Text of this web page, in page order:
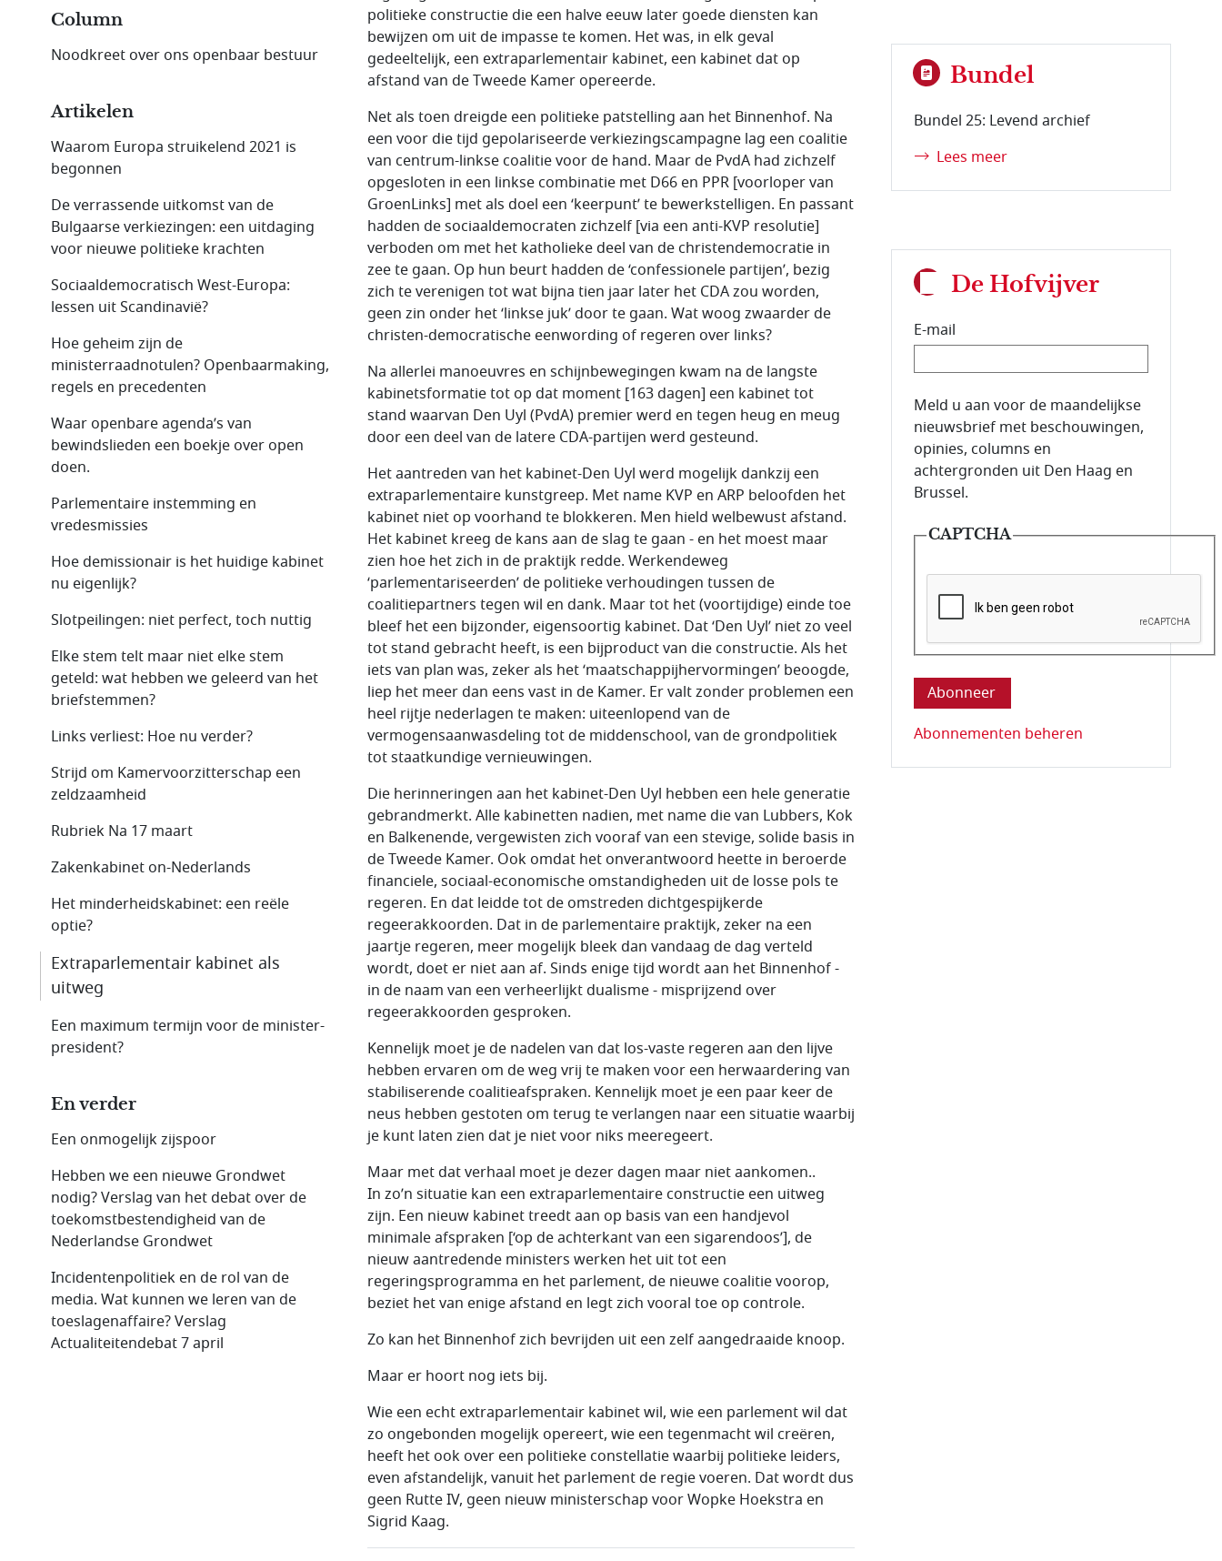
politieke constructie die een halve eeuw later goede diensten kan
bewijzen om uit de impasse te komen. Het was, in elk geval
gedeeltelijk, een extraparlementair kabinet, een kabinet dat op
afstand van de Tweede Kamer opereerde.
Net als toen dreigde een politieke patstelling aan het Binnenhof. Na
een voor die tijd gepolariseerde verkiezingscampagne lag een coalitie
van centrum-linkse coalitie voor de hand. Maar de PvdA had zichzelf
opgesloten in een linkse combinatie met D66 en PPR [voorloper van
GroenLinks] met als doel een ‘keerpunt’ te bewerkstelligen. En passant
hadden de sociaaldemocraten zichzelf [via een anti-KVP resolutie]
verboden om met het katholieke deel van de christendemocratie in
zee te gaan. Op hun beurt hadden de ‘confessionele partijen’, bezig
zich te verenigen tot wat bijna tien jaar later het CDA zou worden,
geen zin onder het ‘linkse juk’ door te gaan. Wat woog zwaarder de
christen-democratische eenwording of regeren over links?
Na allerlei manoeuvres en schijnbewegingen kwam na de langste
kabinetsformatie tot op dat moment [163 dagen] een kabinet tot
stand waarvan Den Uyl (PvdA) premier werd en tegen heug en meug
door een deel van de latere CDA-partijen werd gesteund.
Het aantreden van het kabinet-Den Uyl werd mogelijk dankzij een
extraparlementaire kunstgreep. Met name KVP en ARP beloofden het
kabinet niet op voorhand te blokkeren. Men hield welbewust afstand.
Het kabinet kreeg de kans aan de slag te gaan - en het moest maar
zien hoe het zich in de praktijk redde. Werkendeweg
‘parlementariseerden’ de politieke verhoudingen tussen de
coalitiepartners tegen wil en dank. Maar tot het (voortijdige) einde toe
bleef het een bijzonder, eigensoortig kabinet. Dat ‘Den Uyl’ niet zo veel
tot stand gebracht heeft, is een bijproduct van die constructie. Als het
iets van plan was, zeker als het ‘maatschappijhervormingen’ beoogde,
liep het meer dan eens vast in de Kamer. Er valt zonder problemen een
heel rijtje nederlagen te maken: uiteenlopend van de
vermogensaanwasdeling tot de middenschool, van de grondpolitiek
tot staatkundige vernieuwingen.
Die herinneringen aan het kabinet-Den Uyl hebben een hele generatie
gebrandmerkt. Alle kabinetten nadien, met name die van Lubbers, Kok
en Balkenende, vergewisten zich vooraf van een stevige, solide basis in
de Tweede Kamer. Ook omdat het onverantwoord heette in beroerde
financiele, sociaal-economische omstandigheden uit de losse pols te
regeren. En dat leidde tot de omstreden dichtgespijkerde
regeerakkoorden. Dat in de parlementaire praktijk, zeker na een
jaartje regeren, meer mogelijk bleek dan vandaag de dag verteld
wordt, doet er niet aan af. Sinds enige tijd wordt aan het Binnenhof -
in de naam van een verheerlijkt dualisme - misprijzend over
regeerakkoorden gesproken.
Kennelijk moet je de nadelen van dat los-vaste regeren aan den lijve
hebben ervaren om de weg vrij te maken voor een herwaardering van
stabiliserende coalitieafspraken. Kennelijk moet je een paar keer de
neus hebben gestoten om terug te verlangen naar een situatie waarbij
je kunt laten zien dat je niet voor niks meeregeert.
Maar met dat verhaal moet je dezer dagen maar niet aankomen..
In zo’n situatie kan een extraparlementaire constructie een uitweg
zijn. Een nieuw kabinet treedt aan op basis van een handjevol
minimale afspraken [‘op de achterkant van een sigarendoos’], de
nieuw aantredende ministers werken het uit tot een
regeringsprogramma en het parlement, de nieuwe coalitie voorop,
beziet het van enige afstand en legt zich vooral toe op controle.
Zo kan het Binnenhof zich bevrijden uit een zelf aangedraaide knoop.
Maar er hoort nog iets bij.
Wie een echt extraparlementair kabinet wil, wie een parlement wil dat
zo ongebonden mogelijk opereert, wie een tegenmacht wil creëren,
heeft het ook over een politieke constellatie waarbij politieke leiders,
even afstandelijk, vanuit het parlement de regie voeren. Dat wordt dus
geen Rutte IV, geen nieuw ministerschap voor Wopke Hoekstra en
Sigrid Kaag.
Column
Noodkreet over ons openbaar bestuur
Artikelen
Waarom Europa struikelend 2021 is
begonnen
De verrassende uitkomst van de
Bulgaarse verkiezingen: een uitdaging
voor nieuwe politieke krachten
Sociaaldemocratisch West-Europa:
lessen uit Scandinavië?
Hoe geheim zijn de
ministerraadnotulen? Openbaarmaking,
regels en precedenten
Waar openbare agenda’s van
bewindslieden een boekje over open
doen.
Parlementaire instemming en
vredesmissies
Hoe demissionair is het huidige kabinet
nu eigenlijk?
Slotpeilingen: niet perfect, toch nuttig
Elke stem telt maar niet elke stem
geteld: wat hebben we geleerd van het
briefstemmen?
Links verliest: Hoe nu verder?
Strijd om Kamervoorzitterschap een
zeldzaamheid
Rubriek Na 17 maart
Zakenkabinet on-Nederlands
Het minderheidskabinet: een reële
optie?
Extraparlementair kabinet als
uitweg
Een maximum termijn voor de minister-
president?
En verder
Een onmogelijk zijspoor
Hebben we een nieuwe Grondwet
nodig? Verslag van het debat over de
toekomstbestendigheid van de
Nederlandse Grondwet
Incidentenpolitiek en de rol van de
media. Wat kunnen we leren van de
toeslagenaffaire? Verslag
Actualiteitendebat 7 april
Bundel
Bundel 25: Levend archief
Lees meer
De Hofvijver
E-mail
E-mailadres van de abonnee.
Meld u aan voor de maandelijkse
nieuwsbrief met beschouwingen,
opinies, columns en
achtergronden uit Den Haag en
Brussel.
CAPTCHA
Deze vraag is om te controleren dat u
Abonnementen beheren